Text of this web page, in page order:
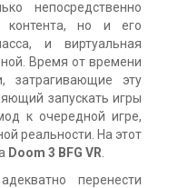
непосредственно
контента, но и его
и виртуальная
Время от времени
затрагивающие эту
запускать игры
к очередной игре,
реальности. На этот
Doom 3 BFG VR
перенести